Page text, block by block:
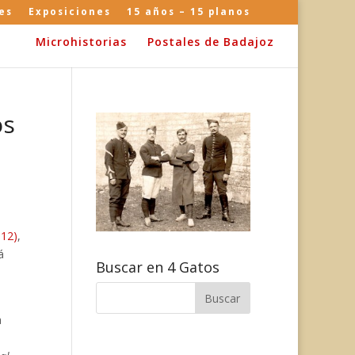
Exposiciones 15 años – 15 planos
Microhistorias Postales de Badajoz
,
Buscar en 4 Gatos